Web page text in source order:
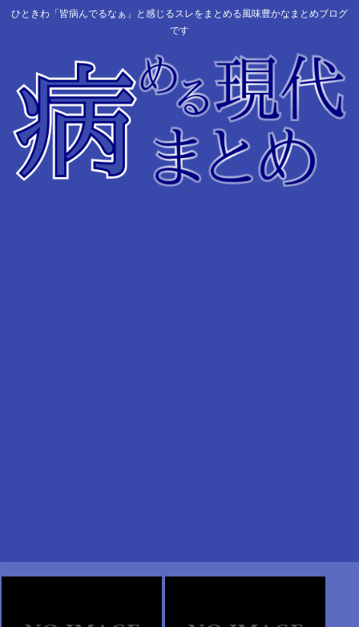
ひときわ「皆病んでるなぁ」と感じるスレをまとめる風味豊かなまとめブログ
です